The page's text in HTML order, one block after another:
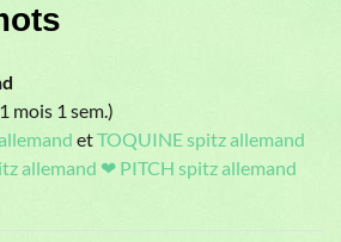
mois 1 sem.)
etTOQUINE spitz allemand
allemand ❤ PITCH spitz allemand